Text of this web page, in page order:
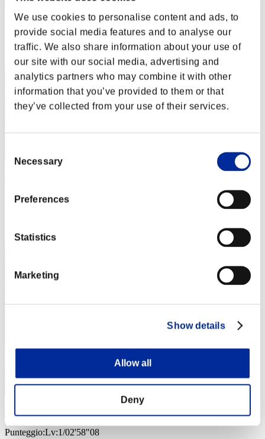
We use cookies to personalise content and ads, to
provide social media features and to analyse our
traffic. We also share information about your use of
our site with our social media, advertising and
analytics partners who may combine it with other
information that you’ve provided to them or that
they’ve collected from your use of their services.
Selection
Necessary
Preferences
Statistics
Marketing
Show details
Allow all
Deny
べるべーぬ
Posizione
Punteggio:Lv:1/02'55"80
ΛLØNE
Punteggio:Lv:1/02'58"08